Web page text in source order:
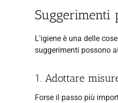
Suggerimenti
L'igiene è una delle
suggerimenti possono
1. Adottare
Forse il passo più